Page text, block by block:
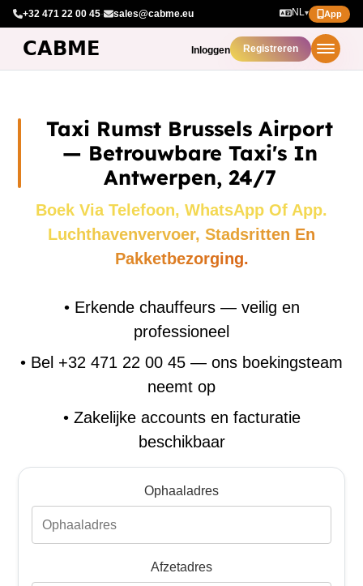
+32 471 22 00 45· sales@cabme.eu NL▾ App
Inloggen Registreren
Taxi Rumst Brussels Airport
— Betrouwbare Taxi's In
Antwerpen, 24/7
Boek Via Telefoon, WhatsApp Of App.
Luchthavenvervoer, Stadsritten En
Pakketbezorging.
• Erkende chauffeurs — veilig en
professioneel
• Bel +32 471 22 00 45 — ons boekingsteam
neemt op
• Zakelijke accounts en facturatie
beschikbaar
Ophaaladres
Afzetadres